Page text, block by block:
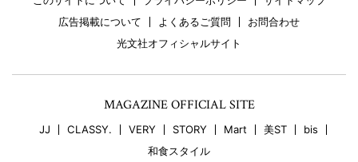
広告掲載について
よくあるご質問
お問合わせ
光文社オフィシャルサイト
MAGAZINE OFFICIAL SITE
JJ CLASSY. VERY STORY Mart 美ST
bis
和食スタイル